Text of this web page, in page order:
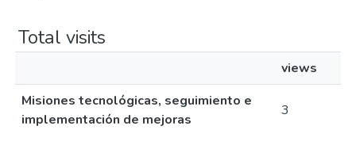
Total visits
views
Misiones tecnológicas, seguimiento e
implementación de mejoras
3